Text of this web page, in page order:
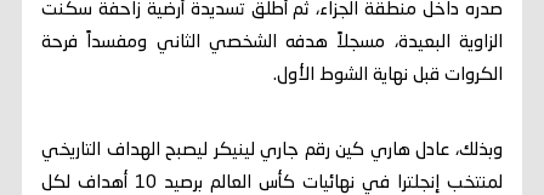
صدره داخل منطقة الجزاء، ثم أطلق تسديدة أرضية زاحفة سكنت
الزاوية البعيدة، مسجلاً هدفه الشخصي الثاني ومفسداً فرحة
الكروات قبل نهاية الشوط الأول.
وبذلك، عادل هاري كين رقم جاري لينيكر ليصبح الهداف التاريخي
لمنتخب إنجلترا في نهائيات كأس العالم برصيد 10 أهداف لكل